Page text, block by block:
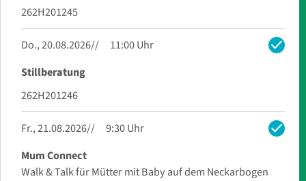
262H201245
check
Do., 20.08.2026
11:00 Uhr
Stillberatung
262H201246
check
Fr., 21.08.2026
9:30 Uhr
Mum Connect
Walk & Talk für Mütter mit Baby auf dem Neckarbogen